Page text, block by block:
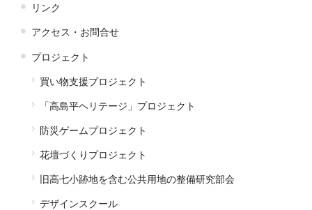
リンク
アクセス・お問合せ
プロジェクト
買い物支援プロジェクト
「高島平ヘリテージ」プロジェクト
防災ゲームプロジェクト
花壇づくりプロジェクト
旧高七小跡地を含む公共用地の整備研究部会
デザインスクール